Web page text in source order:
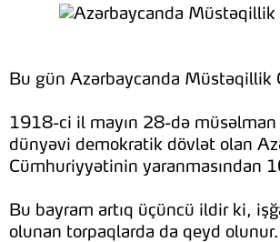
Bu gün Azərbaycanda Müstəqillik
1918-ci il mayın 28-də
dünyəvi demokratik dövlət olan
Cümhuriyyətinin yaranmasından
Bu bayram artıq üçüncü ildir ki,
olunan torpaqlarda da qeyd olunur.